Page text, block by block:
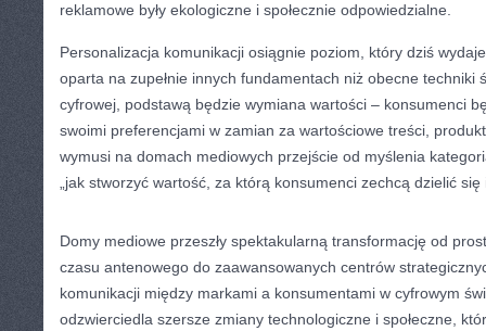
reklamowe były ekologiczne i społecznie odpowiedzialne.
Personalizacja komunikacji osiągnie poziom, który dziś
oparta na zupełnie innych fundamentach niż obecne techniki
cyfrowej, podstawą będzie wymiana wartości – konsumenci
swoimi preferencjami w zamian za wartościowe treści,
wymusi na domach mediowych przejście od myślenia
„jak stworzyć wartość, za którą konsumenci zechcą dzielić się
Domy mediowe przeszły spektakularną transformację od
czasu antenowego do zaawansowanych centrów
komunikacji między markami a konsumentami w cyfrowym
odzwierciedla szersze zmiany technologiczne i społeczne,